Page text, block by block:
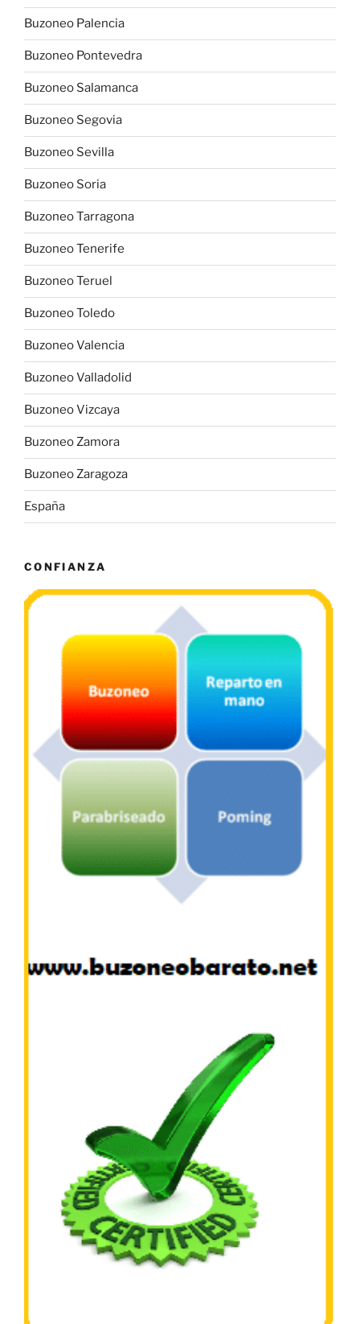
Buzoneo Palencia
Buzoneo Pontevedra
Buzoneo Salamanca
Buzoneo Segovia
Buzoneo Sevilla
Buzoneo Soria
Buzoneo Tarragona
Buzoneo Tenerife
Buzoneo Teruel
Buzoneo Toledo
Buzoneo Valencia
Buzoneo Valladolid
Buzoneo Vizcaya
Buzoneo Zamora
Buzoneo Zaragoza
España
CONFIANZA